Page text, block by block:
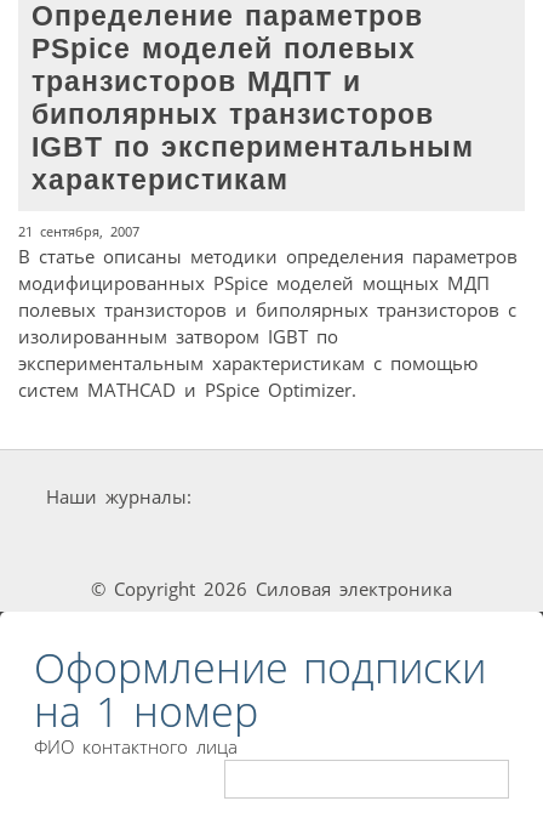
Определение параметров
PSpice моделей полевых
транзисторов МДПТ и
биполярных транзисторов
IGBT по экспериментальным
характеристикам
21 сентября, 2007
В статье описаны методики определения параметров
модифицированных PSpice моделей мощных МДП
полевых транзисторов и биполярных транзисторов с
изолированным затвором IGBT по
экспериментальным характеристикам с помощью
систем MATHCAD и PSpice Optimizer.
Наши журналы:
© Copyright 2026 Силовая электроника
Оформление подписки
на 1 номер
ФИО контактного лица